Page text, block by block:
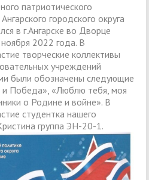
патриотического
городского округа
в г.Ангарске во Дворце
2022 года. В
творческие коллективы
учреждений
были обозначены следующие
Победа», «Люблю тебя, моя
о Родине и войне». В
студентка нашего
группа ЭН-20-1.